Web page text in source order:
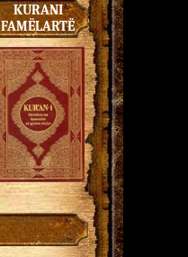
KURANI
FAMËLARTË